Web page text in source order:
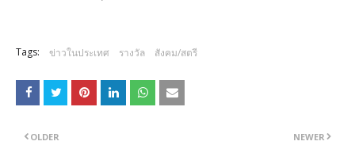
Tags: ข่าวในประเทศ รางวัล สังคม/สตรี
NEWER
OLDER